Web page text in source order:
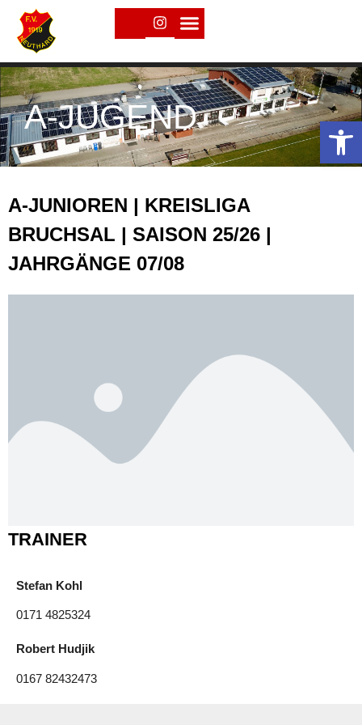
Open toolbar
A-JUGEND
A-JUNIOREN | KREISLIGA
BRUCHSAL | SAISON 25/26 |
JAHRGÄNGE 07/08
TRAINER
Stefan Kohl
0171 4825324
Robert Hudjik
0167 82432473